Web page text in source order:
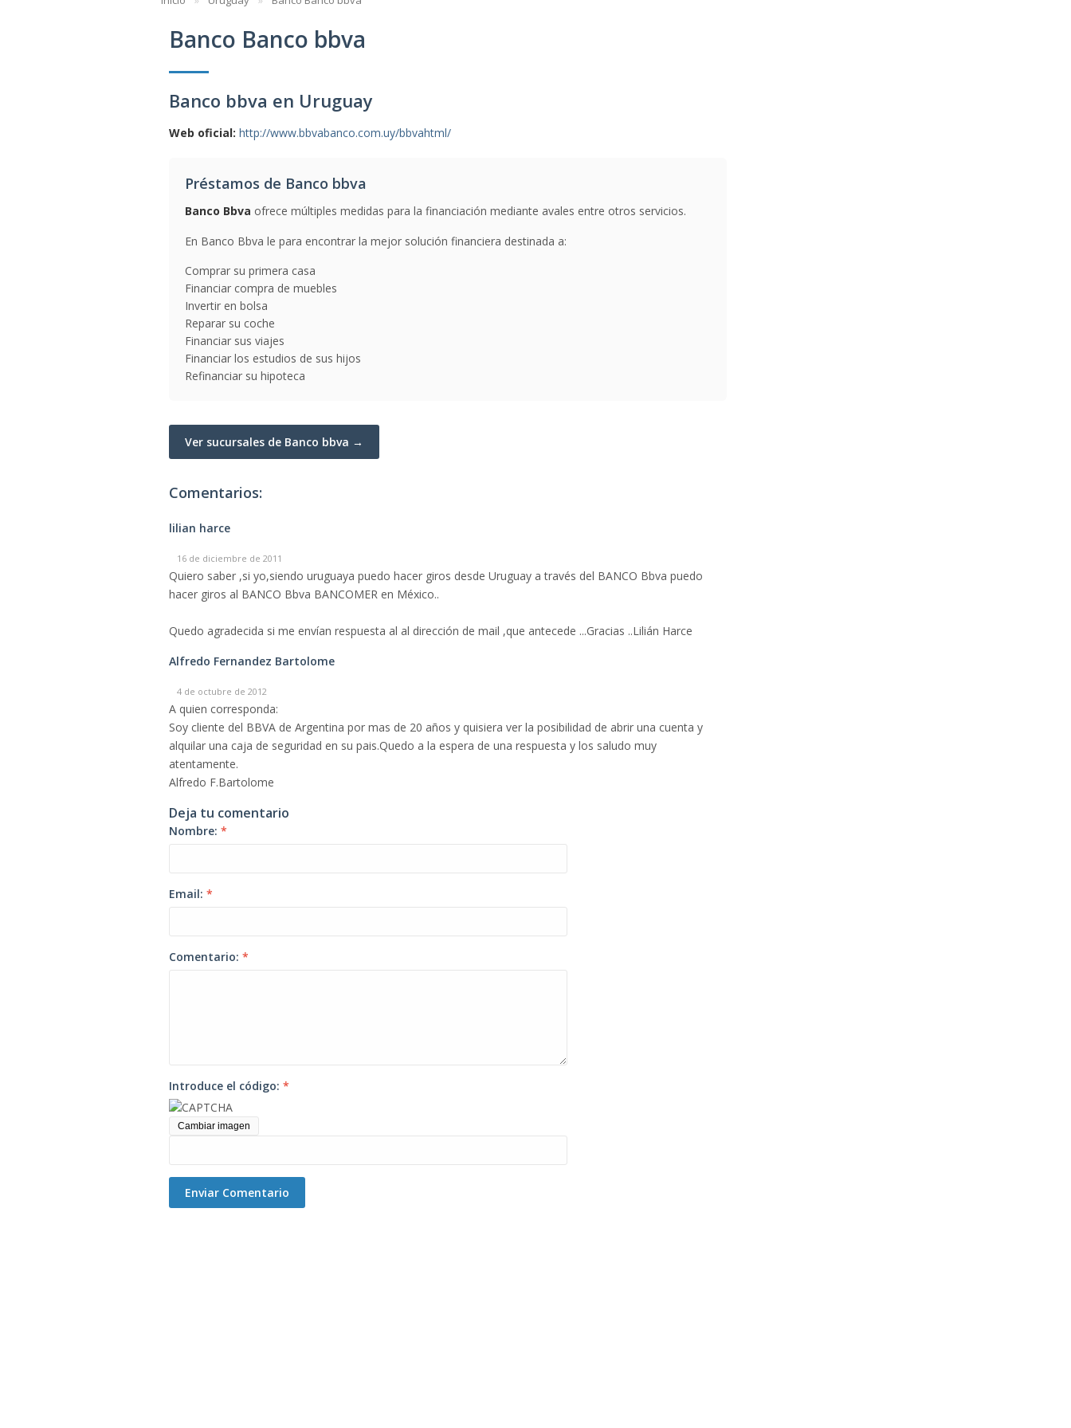
Banco Banco bbva
Banco bbva en Uruguay
Web oficial: http://www.bbvabanco.com.uy/bbvahtml/
Préstamos de Banco bbva
Banco Bbva ofrece múltiples medidas para la financiación mediante avales entre otros servicios.
En Banco Bbva le para encontrar la mejor solución financiera destinada a:
Comprar su primera casa
Financiar compra de muebles
Invertir en bolsa
Reparar su coche
Financiar sus viajes
Financiar los estudios de sus hijos
Refinanciar su hipoteca
Ver sucursales de Banco bbva →
Comentarios:
lilian harce
16 de diciembre de 2011
Quiero saber ,si yo,siendo uruguaya puedo hacer giros desde Uruguay a través del BANCO Bbva puedo
hacer giros al BANCO Bbva BANCOMER en México..
Quedo agradecida si me envían respuesta al al dirección de mail ,que antecede ...Gracias ..Lilián Harce
Alfredo Fernandez Bartolome
4 de octubre de 2012
A quien corresponda:
Soy cliente del BBVA de Argentina por mas de 20 años y quisiera ver la posibilidad de abrir una cuenta y
alquilar una caja de seguridad en su pais.Quedo a la espera de una respuesta y los saludo muy
atentamente.
Alfredo F.Bartolome
Deja tu comentario
Nombre: *
Email: *
Comentario: *
Introduce el código: *
Cambiar imagen
Enviar Comentario